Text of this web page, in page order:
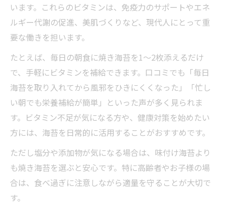
います。これらのビタミンは、免疫力のサポートやエネ
ルギー代謝の促進、美肌づくりなど、現代人にとって重
要な働きを担います。
たとえば、毎日の朝食に焼き海苔を1～2枚添えるだけ
で、手軽にビタミンを補給できます。口コミでも「毎日
海苔を取り入れてから風邪をひきにくくなった」「忙し
い朝でも栄養補給が簡単」といった声が多く見られま
す。ビタミン不足が気になる方や、健康対策を始めたい
方には、海苔を日常的に活用することがおすすめです。
ただし塩分や添加物が気になる場合は、味付け海苔より
も焼き海苔を選ぶと安心です。特に高齢者やお子様の場
合は、食べ過ぎに注意しながら適量を守ることが大切で
す。